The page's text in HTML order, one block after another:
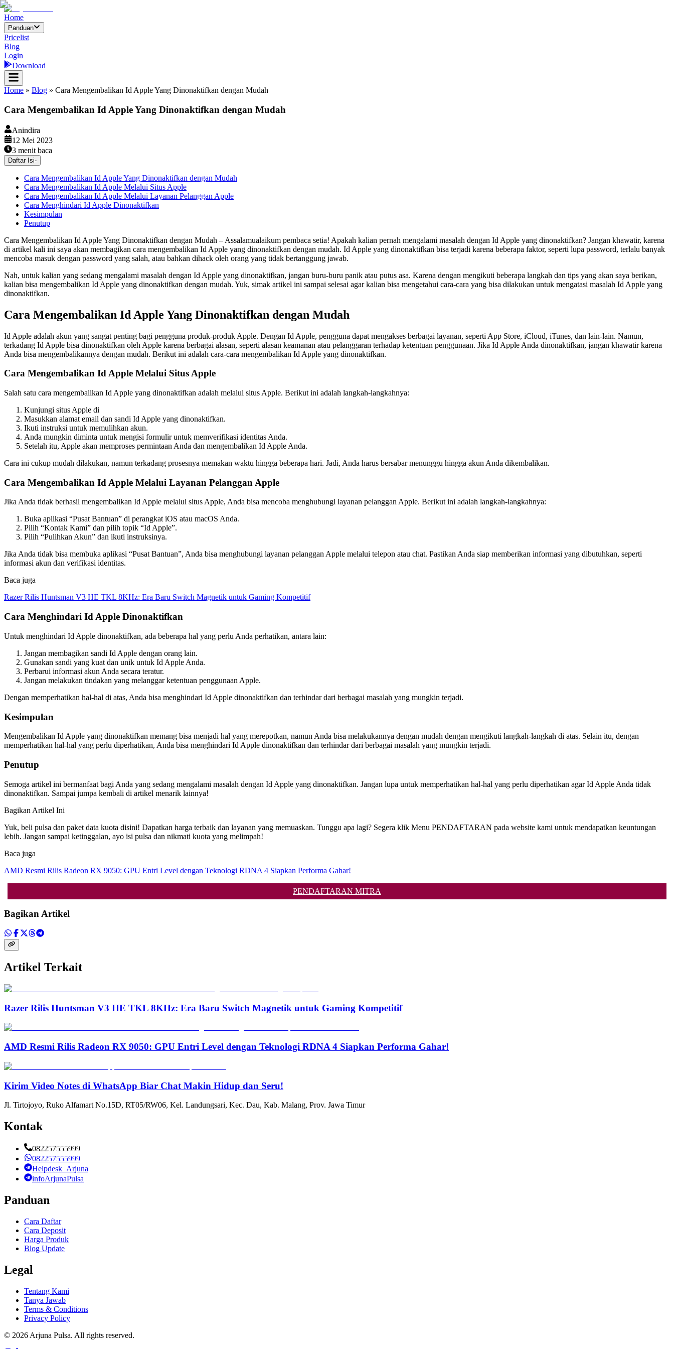
Home
Panduan
Pricelist
Blog
Login
Download
Home » Blog » Cara Mengembalikan Id Apple Yang Dinonaktifkan dengan Mudah
Cara Mengembalikan Id Apple Yang Dinonaktifkan dengan Mudah
Anindira
12 Mei 2023
3 menit baca
Daftar Isi-
Cara Mengembalikan Id Apple Yang Dinonaktifkan dengan Mudah
Cara Mengembalikan Id Apple Melalui Situs Apple
Cara Mengembalikan Id Apple Melalui Layanan Pelanggan Apple
Cara Menghindari Id Apple Dinonaktifkan
Kesimpulan
Penutup
Cara Mengembalikan Id Apple Yang Dinonaktifkan dengan Mudah – Assalamualaikum pembaca setia! Apakah kalian pernah mengalami masalah dengan Id Apple yang dinonaktifkan? Jangan khawatir, karena
di artikel kali ini saya akan membagikan cara mengembalikan Id Apple yang dinonaktifkan dengan mudah. Id Apple yang dinonaktifkan bisa terjadi karena beberapa faktor, seperti lupa password, terlalu banyak
mencoba masuk dengan password yang salah, atau bahkan dihack oleh orang yang tidak bertanggung jawab.
Nah, untuk kalian yang sedang mengalami masalah dengan Id Apple yang dinonaktifkan, jangan buru-buru panik atau putus asa. Karena dengan mengikuti beberapa langkah dan tips yang akan saya berikan,
kalian bisa mengembalikan Id Apple yang dinonaktifkan dengan mudah. Yuk, simak artikel ini sampai selesai agar kalian bisa mengetahui cara-cara yang bisa dilakukan untuk mengatasi masalah Id Apple yang
dinonaktifkan.
Cara Mengembalikan Id Apple Yang Dinonaktifkan dengan Mudah
Id Apple adalah akun yang sangat penting bagi pengguna produk-produk Apple. Dengan Id Apple, pengguna dapat mengakses berbagai layanan, seperti App Store, iCloud, iTunes, dan lain-lain. Namun,
terkadang Id Apple bisa dinonaktifkan oleh Apple karena berbagai alasan, seperti alasan keamanan atau pelanggaran terhadap ketentuan penggunaan. Jika Id Apple Anda dinonaktifkan, jangan khawatir karena
Anda bisa mengembalikannya dengan mudah. Berikut ini adalah cara-cara mengembalikan Id Apple yang dinonaktifkan.
Cara Mengembalikan Id Apple Melalui Situs Apple
Salah satu cara mengembalikan Id Apple yang dinonaktifkan adalah melalui situs Apple. Berikut ini adalah langkah-langkahnya:
Kunjungi situs Apple di
Masukkan alamat email dan sandi Id Apple yang dinonaktifkan.
Ikuti instruksi untuk memulihkan akun.
Anda mungkin diminta untuk mengisi formulir untuk memverifikasi identitas Anda.
Setelah itu, Apple akan memproses permintaan Anda dan mengembalikan Id Apple Anda.
Cara ini cukup mudah dilakukan, namun terkadang prosesnya memakan waktu hingga beberapa hari. Jadi, Anda harus bersabar menunggu hingga akun Anda dikembalikan.
Cara Mengembalikan Id Apple Melalui Layanan Pelanggan Apple
Jika Anda tidak berhasil mengembalikan Id Apple melalui situs Apple, Anda bisa mencoba menghubungi layanan pelanggan Apple. Berikut ini adalah langkah-langkahnya:
Buka aplikasi “Pusat Bantuan” di perangkat iOS atau macOS Anda.
Pilih “Kontak Kami” dan pilih topik “Id Apple”.
Pilih “Pulihkan Akun” dan ikuti instruksinya.
Jika Anda tidak bisa membuka aplikasi “Pusat Bantuan”, Anda bisa menghubungi layanan pelanggan Apple melalui telepon atau chat. Pastikan Anda siap memberikan informasi yang dibutuhkan, seperti
informasi akun dan verifikasi identitas.
Baca juga
Razer Rilis Huntsman V3 HE TKL 8KHz: Era Baru Switch Magnetik untuk Gaming Kompetitif
Cara Menghindari Id Apple Dinonaktifkan
Untuk menghindari Id Apple dinonaktifkan, ada beberapa hal yang perlu Anda perhatikan, antara lain:
Jangan membagikan sandi Id Apple dengan orang lain.
Gunakan sandi yang kuat dan unik untuk Id Apple Anda.
Perbarui informasi akun Anda secara teratur.
Jangan melakukan tindakan yang melanggar ketentuan penggunaan Apple.
Dengan memperhatikan hal-hal di atas, Anda bisa menghindari Id Apple dinonaktifkan dan terhindar dari berbagai masalah yang mungkin terjadi.
Kesimpulan
Mengembalikan Id Apple yang dinonaktifkan memang bisa menjadi hal yang merepotkan, namun Anda bisa melakukannya dengan mudah dengan mengikuti langkah-langkah di atas. Selain itu, dengan
memperhatikan hal-hal yang perlu diperhatikan, Anda bisa menghindari Id Apple dinonaktifkan dan terhindar dari berbagai masalah yang mungkin terjadi.
Penutup
Semoga artikel ini bermanfaat bagi Anda yang sedang mengalami masalah dengan Id Apple yang dinonaktifkan. Jangan lupa untuk memperhatikan hal-hal yang perlu diperhatikan agar Id Apple Anda tidak
dinonaktifkan. Sampai jumpa kembali di artikel menarik lainnya!
Bagikan Artikel Ini
Yuk, beli pulsa dan paket data kuota disini! Dapatkan harga terbaik dan layanan yang memuaskan. Tunggu apa lagi? Segera klik Menu PENDAFTARAN pada website kami untuk mendapatkan keuntungan
lebih. Jangan sampai ketinggalan, ayo isi pulsa dan nikmati kuota yang melimpah!
Baca juga
AMD Resmi Rilis Radeon RX 9050: GPU Entri Level dengan Teknologi RDNA 4 Siapkan Performa Gahar!
PENDAFTARAN MITRA
Bagikan Artikel
Artikel Terkait
Razer Rilis Huntsman V3 HE TKL 8KHz: Era Baru Switch Magnetik untuk Gaming Kompetitif
AMD Resmi Rilis Radeon RX 9050: GPU Entri Level dengan Teknologi RDNA 4 Siapkan Performa Gahar!
Kirim Video Notes di WhatsApp Biar Chat Makin Hidup dan Seru!
Jl. Tirtojoyo, Ruko Alfamart No.15D, RT05/RW06, Kel. Landungsari, Kec. Dau, Kab. Malang, Prov. Jawa Timur
Kontak
082257555999
082257555999
Helpdesk_Arjuna
infoArjunaPulsa
Panduan
Cara Daftar
Cara Deposit
Harga Produk
Blog Update
Legal
Tentang Kami
Tanya Jawab
Terms & Conditions
Privacy Policy
© 2026 Arjuna Pulsa. All rights reserved.